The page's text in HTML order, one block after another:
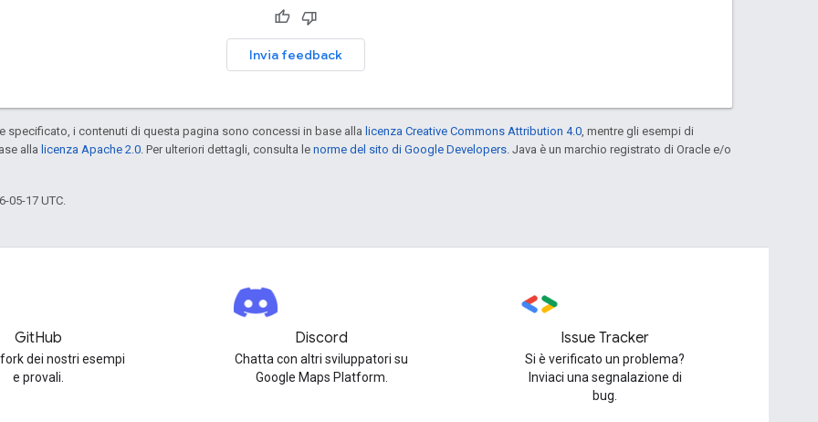
Invia feedback
specificato, i contenuti di questa pagina sono concessi in base alla licenza Creative Commons Attribution 4.0 , mentre gli esempi di
alla licenza Apache 2.0 . Per ulteriori dettagli, consulta le norme del sito di Google Developers . Java è un marchio registrato di Oracle e/o
05-17 UTC.
GitHub
fork dei nostri esempi
e provali.
Discord
Chatta con altri sviluppatori su
Google Maps Platform.
Issue Tracker
Si è verificato un problema?
Inviaci una segnalazione di
bug.